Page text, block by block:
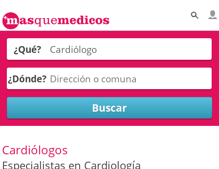
¿Qué?
¿Dónde?
Cardiólogos
Especialistas en Cardiología